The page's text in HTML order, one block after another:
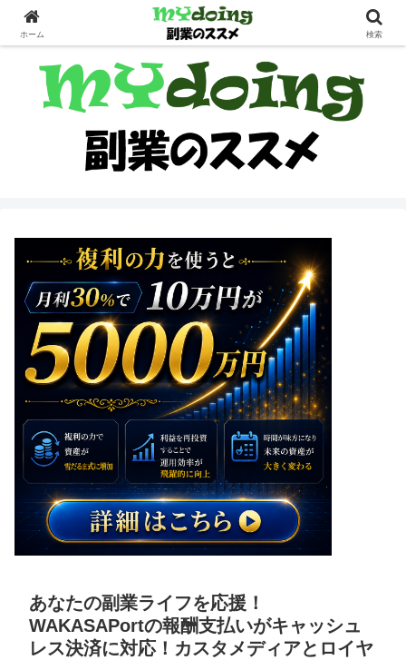
副業界隈
あなたの副業ライフを応援！
WAKASAPortの報酬支払いがキャッシュ
レス決済に対応！カスタメディアとロイヤ
ホーム 検索